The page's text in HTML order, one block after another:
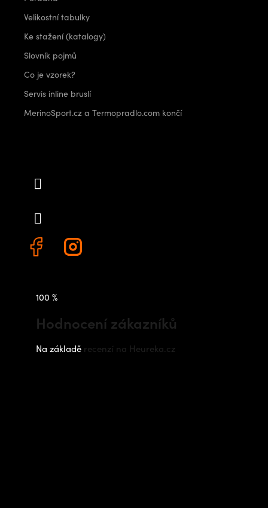
Velikostní tabulky
Ke stažení (katalogy)
Slovník pojmů
Co je vzorek?
Servis inline bruslí
MerinoSport.cz a Termopradlo.com končí
100 %
Hodnocení zákazníků
Na základě recenzí na Heureka.cz